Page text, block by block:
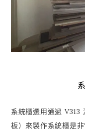
系統櫃選用通過 V313
板）來製作系統櫃是